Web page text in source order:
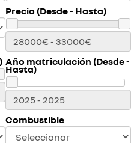
Precio (Desde - Hasta)
Año matriculación (Desde -
Hasta)
Combustible